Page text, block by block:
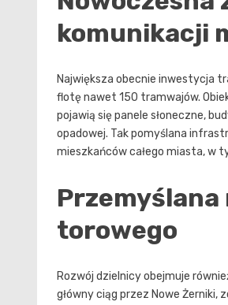
komunikacji
Największa obecnie inwestycja
flotę nawet 150 tramwajów.
pojawią się panele słoneczne,
opadowej. Tak pomyślana
mieszkańców całego miasta, w
Przemyślana
torowego
Rozwój dzielnicy obejmuje
główny ciąg przez Nowe Żerniki,